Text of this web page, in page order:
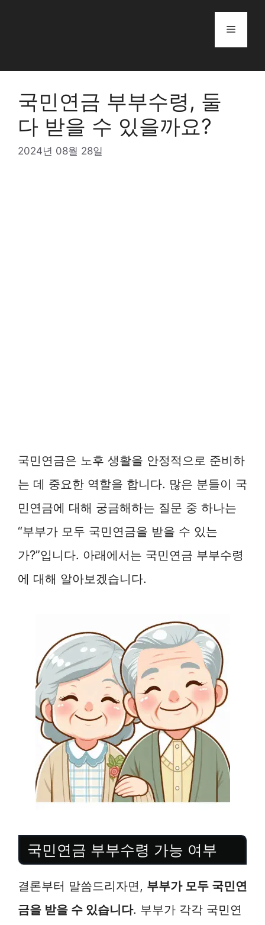
Menu
국민연금 부부수령, 둘
다 받을 수 있을까요?
2024년 08월 28일
국민연금은 노후 생활을 안정적으로 준비하
는 데 중요한 역할을 합니다. 많은 분들이 국
민연금에 대해 궁금해하는 질문 중 하나는
“부부가 모두 국민연금을 받을 수 있는
가?”입니다. 아래에서는 국민연금 부부수령
에 대해 알아보겠습니다.
국민연금 부부수령 가능 여부
결론부터 말씀드리자면, 부부가 모두 국민연
금을 받을 수 있습니다. 부부가 각각 국민연